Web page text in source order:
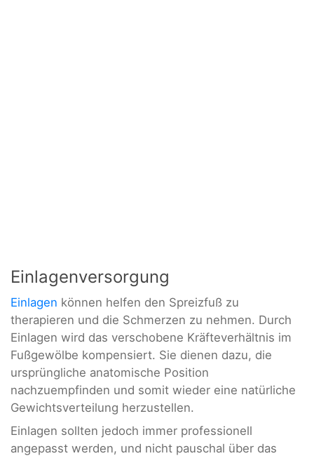
Einlagenversorgung
Einlagen können helfen den Spreizfuß zu
therapieren und die Schmerzen zu nehmen. Durch
Einlagen wird das verschobene Kräfteverhältnis im
Fußgewölbe kompensiert. Sie dienen dazu, die
ursprüngliche anatomische Position
nachzuempfinden und somit wieder eine natürliche
Gewichtsverteilung herzustellen.
Einlagen sollten jedoch immer professionell
angepasst werden, und nicht pauschal über das